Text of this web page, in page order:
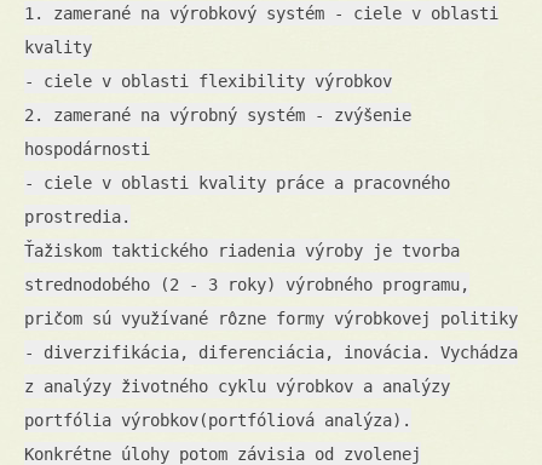
1. zamerané na výrobkový systém - ciele v oblasti
kvality
- ciele v oblasti flexibility výrobkov
2. zamerané na výrobný systém - zvýšenie
hospodárnosti
- ciele v oblasti kvality práce a pracovného
prostredia.
Ťažiskom taktického riadenia výroby je tvorba
strednodobého (2 - 3 roky) výrobného programu,
pričom sú využívané rôzne formy výrobkovej politiky
- diverzifikácia, diferenciácia, inovácia. Vychádza
z analýzy životného cyklu výrobkov a analýzy
portfólia výrobkov(portfóliová analýza).
Konkrétne úlohy potom závisia od zvolenej